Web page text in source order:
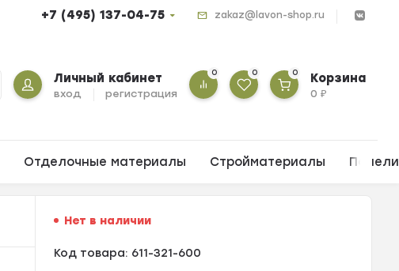
+7 (495) 137-04-75 zakaz@lavon-shop.ru
Личный кабинет
вход регистрация
0 0 0 Корзина
0₽
Отделочные материалы Стройматериалы
Нет в наличии
Код товара: 611-321-600